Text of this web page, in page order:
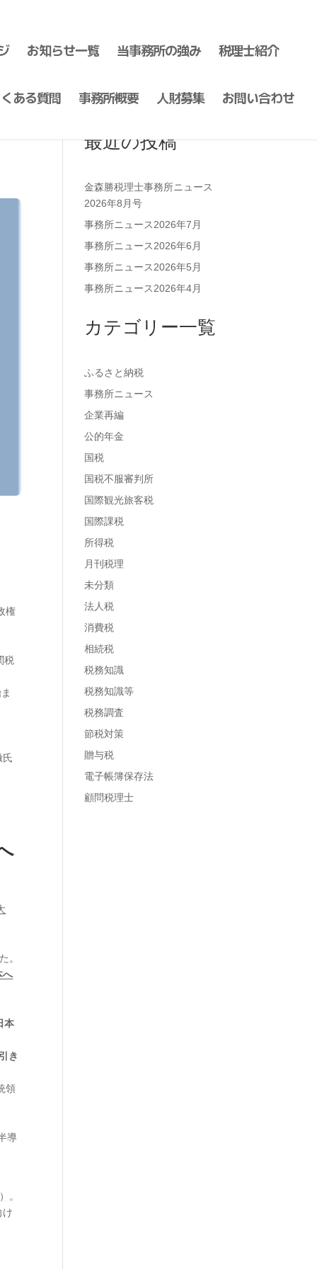
お知らせ一覧 当事務所の強み 税理士紹介
ある質問 事務所概要 人財募集 お問い合わせ
権
税
氏
。
へ
本
き
領
導
。
け
最近の投稿
金森勝税理士事務所ニュース
2026年8月号
事務所ニュース2026年7月
事務所ニュース2026年6月
事務所ニュース2026年5月
事務所ニュース2026年4月
カテゴリー一覧
ふるさと納税
事務所ニュース
企業再編
公的年金
国税
国税不服審判所
国際観光旅客税
国際課税
所得税
月刊税理
未分類
法人税
消費税
相続税
税務知識
税務知識等
税務調査
節税対策
贈与税
電子帳簿保存法
顧問税理士